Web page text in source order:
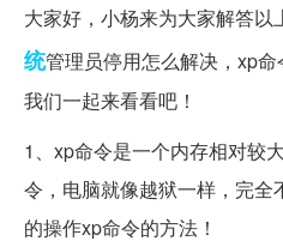
大家好，小杨来为大家解答以
统管理员停用怎么解决，xp
我们一起来看看吧！
1、xp命令是一个内存相对较
令，电脑就像越狱一样，完
的操作xp命令的方法！